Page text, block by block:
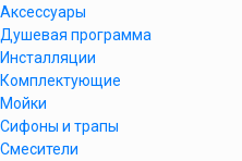
Аксессуары
Душевая программа
Инсталляции
Комплектующие
Мойки
Сифоны и трапы
Смесители